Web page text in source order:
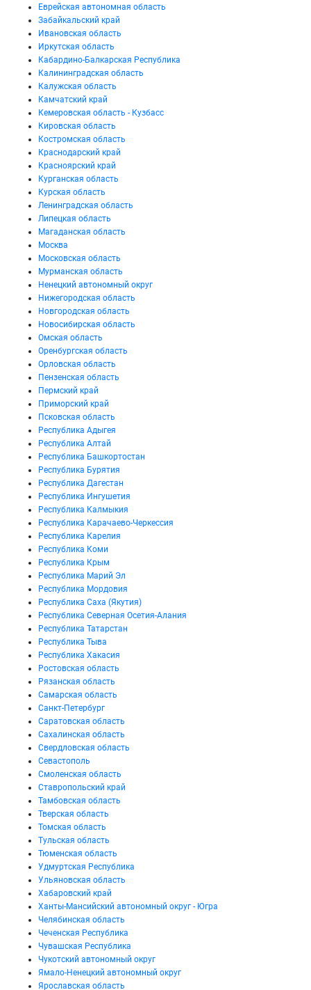
Еврейская автономная область
Забайкальский край
Ивановская область
Иркутская область
Кабардино-Балкарская Республика
Калининградская область
Калужская область
Камчатский край
Кемеровская область - Кузбасс
Кировская область
Костромская область
Краснодарский край
Красноярский край
Курганская область
Курская область
Ленинградская область
Липецкая область
Магаданская область
Москва
Московская область
Мурманская область
Ненецкий автономный округ
Нижегородская область
Новгородская область
Новосибирская область
Омская область
Оренбургская область
Орловская область
Пензенская область
Пермский край
Приморский край
Псковская область
Республика Адыгея
Республика Алтай
Республика Башкортостан
Республика Бурятия
Республика Дагестан
Республика Ингушетия
Республика Калмыкия
Республика Карачаево-Черкессия
Республика Карелия
Республика Коми
Республика Крым
Республика Марий Эл
Республика Мордовия
Республика Саха (Якутия)
Республика Северная Осетия-Алания
Республика Татарстан
Республика Тыва
Республика Хакасия
Ростовская область
Рязанская область
Самарская область
Санкт-Петербург
Саратовская область
Сахалинская область
Свердловская область
Севастополь
Смоленская область
Ставропольский край
Тамбовская область
Тверская область
Томская область
Тульская область
Тюменская область
Удмуртская Республика
Ульяновская область
Хабаровский край
Ханты-Мансийский автономный округ - Югра
Челябинская область
Чеченская Республика
Чувашская Республика
Чукотский автономный округ
Ямало-Ненецкий автономный округ
Ярославская область